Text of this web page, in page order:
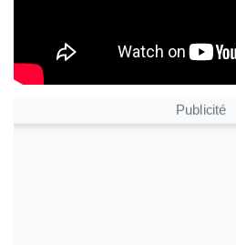
Publicité